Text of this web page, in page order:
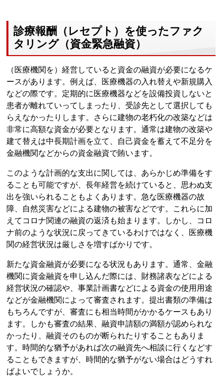
診療報酬（レセプト）を使ったファク
タリング（資金緊急融資）
（医療機関を）経営していると資金の融資が必要になるケ
ースがあります。例えば、医療機器の入れ替えや新規購入
などの際です。定期的に医療機器などを設備投資しないと
患者が離れていってしまったり、受診先として選択しても
らえなかったりします。さらに建物の老朽化の改築などは
非常に高額な資金が必要となります。通常は建物の改築や
建て替えは中長期計画を立て、自己資金を蓄えて不足分を
金融機関などからの資金融資で賄います。
このような計画的な支出に関しては、あらかじめ準備をす
ることも可能ですが、長年経営を続けていると、思わぬ支
出を強いられることもよくあります。急な医療機器の故
障、自然災害などによる建物の被害などです。これらに加
えてコロナ関連の融資の返済も始まります。しかし、コロ
ナ前のような状況に戻ってきているわけではなく、医療機
関の経営状況は厳しさを増すばかりです。
新たな資金融資が必要になる状況もあります。通常、金融
機関に資金融資を申し込んだ際には、財務諸表などによる
経営状況の確認や、事業計画書などによる資金の使用用途
などが金融機関によって審査されます。提出書類の準備は
もちろんですが、審査にも相当時間がかかるケースもあり
ます。しかも審査の結果、融資申請額の満額が認められな
かったり、融資そのものが断られたりすることもありま
す。時間的な猶予があれば次の融資先へ相談に行くなどす
ることもできますが、時間的な猶予がない場合はどうすれ
ばよいでしょうか。